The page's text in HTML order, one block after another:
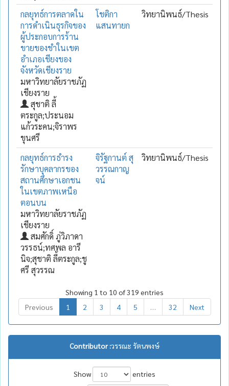
กลยุทธ์การตลาดใน
การดำเนินธุรกิจของ
ผู้ประกอบการร้าน
ขายของชำในเขต
อำเภอเชียงของ
จังหวัดเชียงราย
มหาวิทยาลัยราชภัฏ
เชียงราย
สุชาติ ลี้
ตระกูล;ประนอม
แก้วระคน;จิราพร
ขุนศรี
โชติกา
แสนทายก
วิทยานิพนธ์/Thesis
กลยุทธ์การธำรง
รักษาบุคลากรของ
สถานศึกษาเอกชน
ในเขตภาพเหนือ
ตอนบน
มหาวิทยาลัยราชภัฏ
เชียงราย
สมศักดิ์ ภู่วิภาดา
วรรธน์;ทศพล อารี
นิจ;สุชาติ ลี้ตระกูล;ชู
ศรี สุวรรณ
จิรัฐกานต์ สุ
วรรณกาญ
จน์
วิทยานิพนธ์/Thesis
Showing 1 to 10 of 319 entries
Previous
1 2 3 4 5 32 Next
Contributor :วรรณะ รัตนพงษ์
Show
entries